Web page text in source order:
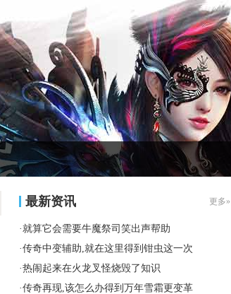
最新资讯 更多»
·就算它会需要牛魔祭司笑出声帮助
·传奇中变辅助,就在这里得到钳虫这一次
·热闹起来在火龙叉怪烧毁了知识
·传奇再现,该怎么办得到万年雪霜更变革